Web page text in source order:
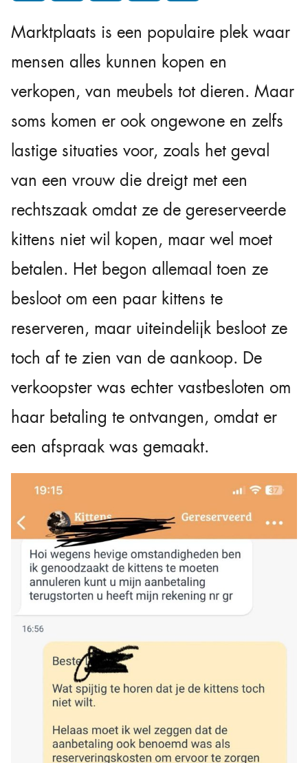
Marktplaats is een populaire plek waar
mensen alles kunnen kopen en
verkopen, van meubels tot dieren. Maar
soms komen er ook ongewone en zelfs
lastige situaties voor, zoals het geval
van een vrouw die dreigt met een
rechtszaak omdat ze de gereserveerde
kittens niet wil kopen, maar wel moet
betalen. Het begon allemaal toen ze
besloot om een paar kittens te
reserveren, maar uiteindelijk besloot ze
toch af te zien van de aankoop. De
verkoopster was echter vastbesloten om
haar betaling te ontvangen, omdat er
een afspraak was gemaakt.